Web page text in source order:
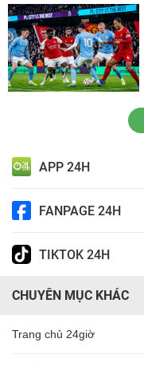
APP 24H
FANPAGE 24H
TIKTOK 24H
CHUYÊN MỤC KHÁC
Trang chủ 24giờ